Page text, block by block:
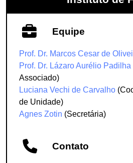
Equipe
Prof. Dr. Marcos Cesar de
Prof. Dr. Lázaro Aurélio
Associado)
Luciana Vechi de Carvalho
de Unidade)
Agnes Zotin (Secretária)
Contato